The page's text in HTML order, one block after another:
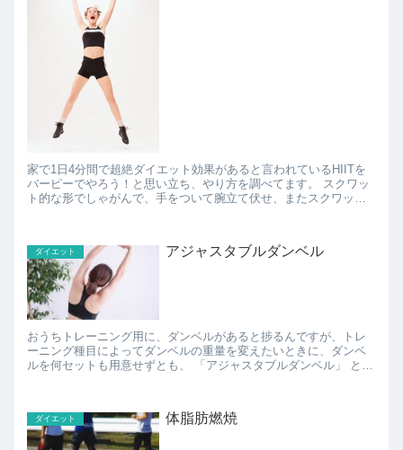
家で1日4分間で超絶ダイエット効果があると言われているHIITを
バーピーでやろう！と思い立ち、やり方を調べてます。 スクワッ
ト的な形でしゃがんで、手をついて腕立て伏せ、またスクワット
ダイエット アジャスタブルダンベル
おうちトレーニング用に、ダンベルがあると捗るんですが、トレ
ーニング種目によってダンベルの重量を変えたいときに、ダンベ
ルを何セットも用意せずとも、 「アジャスタブルダンベル」 とい
ダイエット 体脂肪燃焼